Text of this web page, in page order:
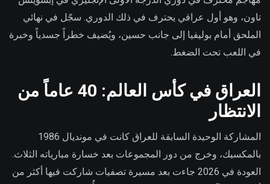
تاون، وهو أول عراقي يحترف في ذلك الدوري. سجّل في نهائي
الملحق أمام بوليفيا إلى جانب حسين، ويُضيف خطراً جسدياً وخبرة
في اللعب تحت الضغط.
العراق في كأس العالم: 40 عاماً من
الانتظار
المشاركة الوحيدة السابقة للعراق كانت في مونديال 1986
بالمكسيك، وخرج من دور المجموعات بعد خسارة مبارياته الثلاث.
العودة في 2026 جاءت بعد مسيرة تصفيات شاركت فيها أكثر من